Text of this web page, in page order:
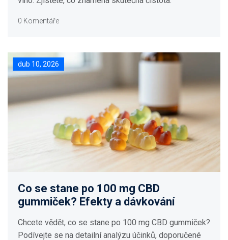
0 Komentáře
dub 10, 2026
Co se stane po 100 mg CBD
gummiček? Efekty a dávkování
Chcete vědět, co se stane po 100 mg CBD gummiček?
Podívejte se na detailní analýzu účinků, doporučené